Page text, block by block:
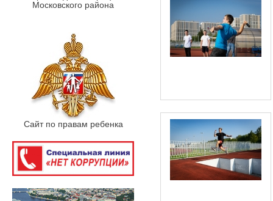
Московского района
Сайт по правам ребенка